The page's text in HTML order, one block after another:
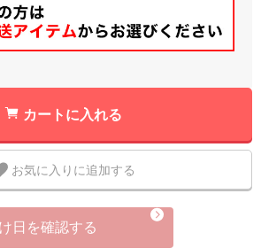
カートに入れる
お気に入りに追加する
日を確認する